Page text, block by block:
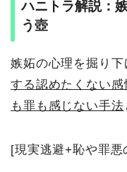
ハニトラ解説：
う壺
嫉妬の心理を掘り下
する認めたくない
も罪も感じない手法
[現実逃避+恥や罪悪